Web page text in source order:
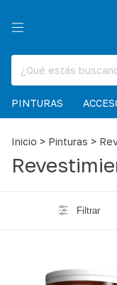
PINTURAS
Inicio > Pinturas >
Filtrar